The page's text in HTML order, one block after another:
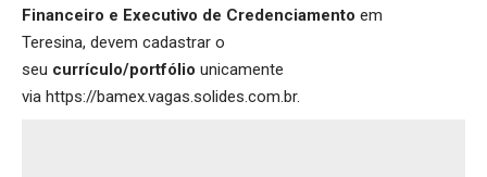
Financeiro e Executivo de Credenciamento em
Teresina, devem cadastrar o
seu currículo/portfólio unicamente
via https://bamex.vagas.solides.com.br.